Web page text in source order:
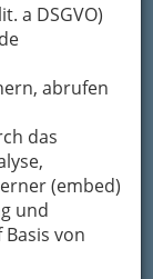
a DSGVO)
abrufen
das
(embed)
und
von
Szene
bieten.
Zu den
Auftritte